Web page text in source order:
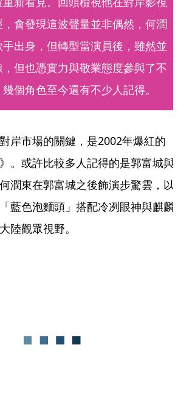
會發現這波聲量並非偶然，何潤
出身，但轉型當演員後，雖然並
但也憑實力與敬業態度參與了不
個角色至今還有不少人記得。
岸市場的關鍵，是2002年爆紅的
。或許比較多人記得的是郭富城與
潤東在郭富城之後飾演步驚雲，以
藍色泡麵頭」搭配冷冽眼神與麒麟
陸觀眾視野。